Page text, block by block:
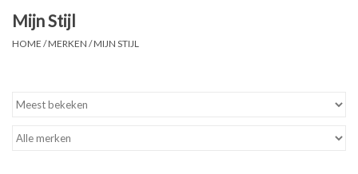
HEREN
SALE DAMES
Mijn Stijl
HOME /MERKEN /MIJN STIJL